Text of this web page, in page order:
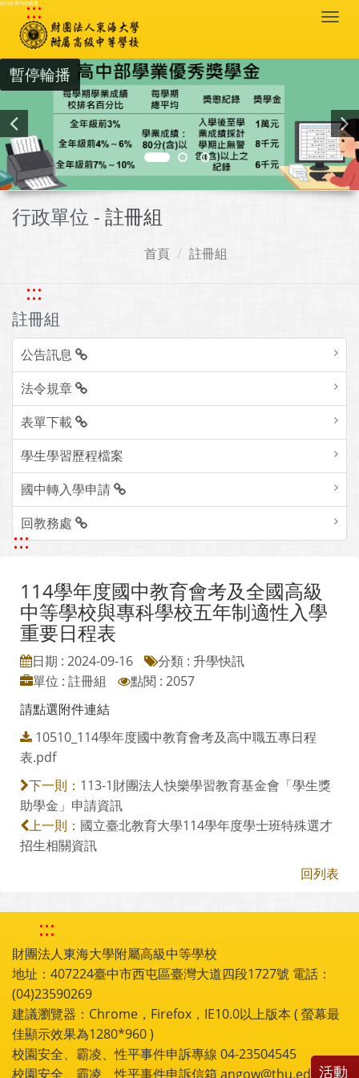
跳到主要內容區塊
:::
暫停輪播
行政單位 - 註冊組
首頁 註冊組
:::
註冊組
公告訊息
法令規章
表單下載
學生學習歷程檔案
國中轉入學申請
回教務處
:::
114學年度國中教育會考及全國高級
中等學校與專科學校五年制適性入學
重要日程表
日期 : 2024-09-16
分類 : 升學快訊
單位 : 註冊組
點閱 : 2057
請點選附件連結
10510_114學年度國中教育會考及高中職五專日程
表.pdf
下一則： 113-1財團法人快樂學習教育基金會「學生獎
助學金」申請資訊
上一則： 國立臺北教育大學114學年度學士班特殊選才
招生相關資訊
回列表
:::
財團法人東海大學附屬高級中等學校
地址：407224臺中市西屯區臺灣大道四段1727號 電話：
(04)23590269
建議瀏覽器：Chrome，Firefox，IE10.0以上版本 ( 螢幕最
佳顯示效果為1280*960 )
校園安全、霸凌、性平事件申訴專線 04-23504545
校園安全、霸凌、性平事件申訴信箱 angow@thu.edu.tw
活動